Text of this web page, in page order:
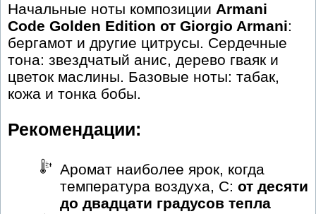
Начальные ноты композиции Armani
Code Golden Edition от Giorgio Armani:
бергамот и другие цитрусы. Сердечные
тона: звездчатый анис, дерево гваяк и
цветок маслины. Базовые ноты: табак,
кожа и тонка бобы.
Рекомендации:
Аромат наиболее ярок, когда
температура воздуха, С: от десяти
до двадцати градусов тепла